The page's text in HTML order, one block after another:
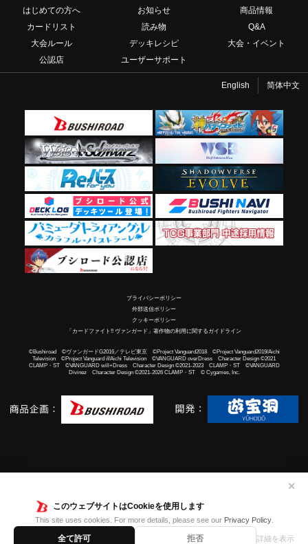
このウェブサイトはCookieを使用します
This site uses cookies. For more details, please see our Privacy Policy.
全て許可 拒否 詳細を表示
✕
はじめての方へ お知らせ
商品情報
カードリスト
読み物
Q&A
大会ルール
デッキレシピ
大会・イベント
公認店
ユーザーサポート
English 简体中文
プライバシーポリシー
外部送信ポリシー
クッキーポリシー
「カードファイト!! ヴァンガード」著作物の利用に関するガイドライン
©Bushiroad ©ヴァンガードG2016／テレビ東京 ©Project Vanguard2018 ©Project Vanguard2019/Aichi
Television ©Project Vanguard if/Aichi Television ©VANGUARD overDress Character Design ©2021
CLAMP・ST ©VANGUARD will+Dress Character Design ©2021-2023 CLAMP・ST ©VANGUARD
Divinez Character Design ©2021-2026 CLAMP・ST © Cygames, Inc.